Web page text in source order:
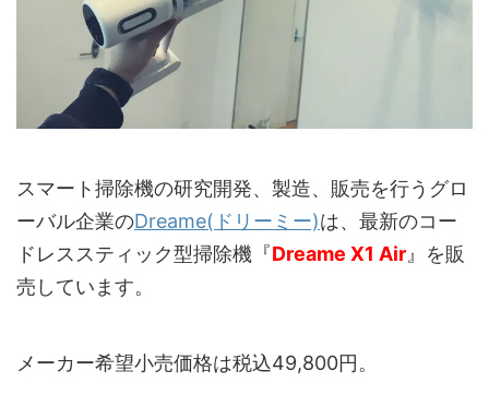
スマート掃除機の研究開発、製造、販売を行うグロ
ーバル企業のDreame(ドリーミー)は、最新のコー
ドレススティック型掃除機『Dreame X1 Air』を販
売しています。
メーカー希望小売価格は税込49,800円。